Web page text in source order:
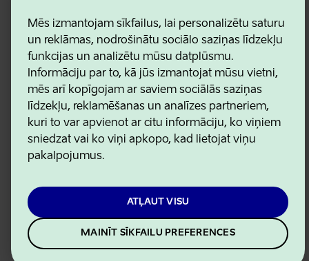
Mēs izmantojam sīkfailus, lai personalizētu saturu
un reklāmas, nodrošinātu sociālo saziņas līdzekļu
funkcijas un analizētu mūsu datplūsmu.
Informāciju par to, kā jūs izmantojat mūsu vietni,
mēs arī kopīgojam ar saviem sociālās saziņas
līdzekļu, reklamēšanas un analīzes partneriem,
kuri to var apvienot ar citu informāciju, ko viņiem
sniedzat vai ko viņi apkopo, kad lietojat viņu
pakalpojumus.
ATĻAUT VISU
MAINĪT SĪKFAILU PREFERENCES
Lietošanas noteikumi
Sīkdatņu un konfidencialitātes politika